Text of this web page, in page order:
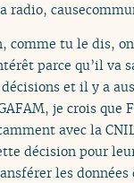
radio,
comme tu le dis,
parce qu’il va
et il y a
je crois que
avec la
décision pour
les données